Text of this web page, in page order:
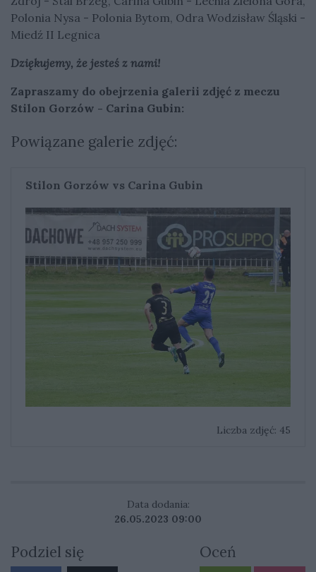
Polonia Nysa - Polonia Bytom, Odra Wodzisław Śląski -
Miedź II Legnica
Dziękujemy, że jesteś z nami!
Zapraszamy do obejrzenia galerii zdjęć z meczu
Stilon Gorzów - Carina Gubin:
Powiązane galerie zdjęć:
Stilon Gorzów vs Carina Gubin
Liczba zdjęć: 45
Data dodania:
26.05.2023 09:00
Podziel się Oceń